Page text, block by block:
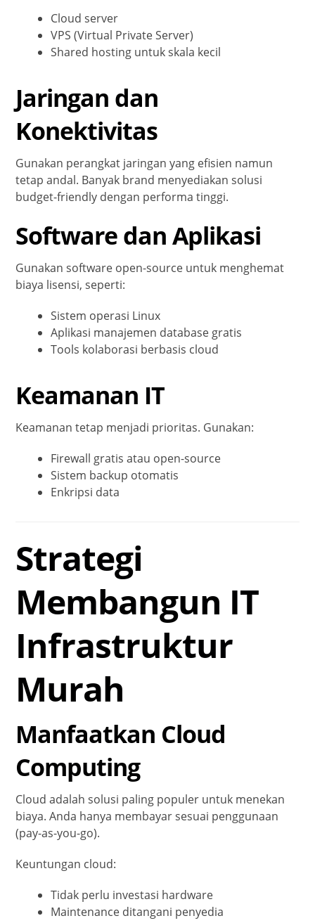
Cloud server
VPS (Virtual Private Server)
Shared hosting untuk skala kecil
Jaringan dan
Konektivitas
Gunakan perangkat jaringan yang efisien namun
tetap andal. Banyak brand menyediakan solusi
budget-friendly dengan performa tinggi.
Software dan Aplikasi
Gunakan software open-source untuk menghemat
biaya lisensi, seperti:
Sistem operasi Linux
Aplikasi manajemen database gratis
Tools kolaborasi berbasis cloud
Keamanan IT
Keamanan tetap menjadi prioritas. Gunakan:
Firewall gratis atau open-source
Sistem backup otomatis
Enkripsi data
Strategi
Membangun IT
Infrastruktur
Murah
Manfaatkan Cloud
Computing
Cloud adalah solusi paling populer untuk menekan
biaya. Anda hanya membayar sesuai penggunaan
(pay-as-you-go).
Keuntungan cloud:
Tidak perlu investasi hardware
Maintenance ditangani penyedia